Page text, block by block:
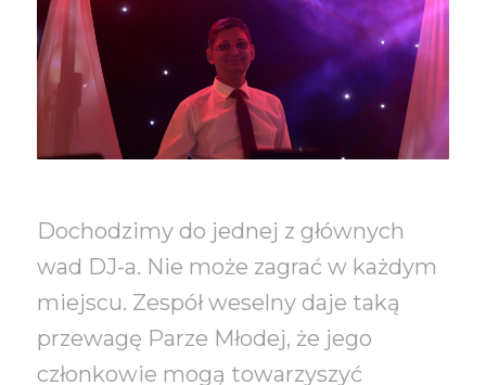
Dochodzimy do jednej z głównych
wad DJ-a. Nie może zagrać w każdym
miejscu. Zespół weselny daje taką
przewagę Parze Młodej, że jego
członkowie mogą towarzyszyć